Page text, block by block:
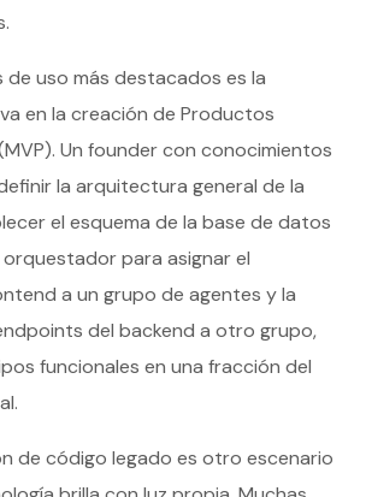
de uso más destacados es la
en la creación de Productos
Un founder con conocimientos
la arquitectura general de la
el esquema de la base de datos
para asignar el
a un grupo de agentes y la
del backend a otro grupo,
funcionales en una fracción del
de código legado es otro escenario